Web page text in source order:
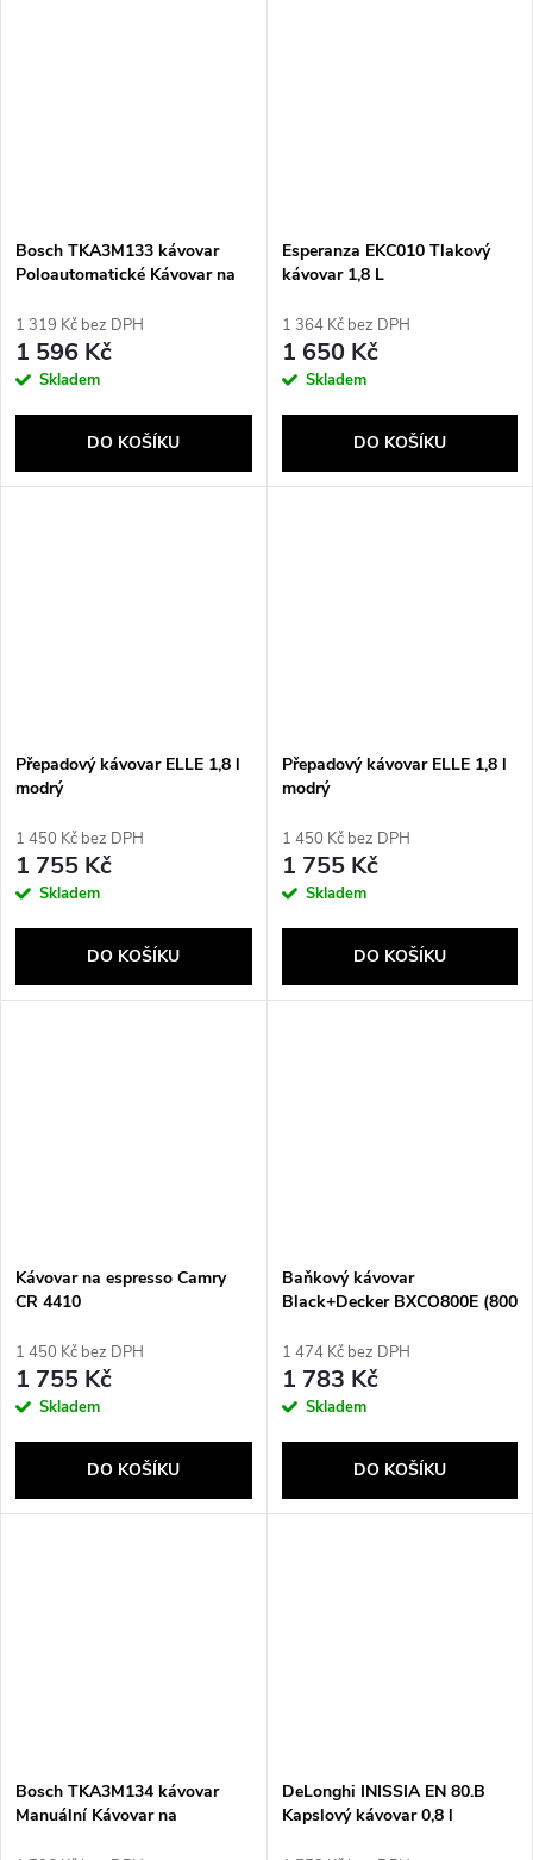
Bosch TKA3M133 kávovar
Poloautomatické Kávovar na
1 319 Kč bez DPH
1 596 Kč
Skladem
DO KOŠÍKU
Esperanza EKC010 Tlakový
kávovar 1,8 L
1 364 Kč bez DPH
1 650 Kč
Skladem
DO KOŠÍKU
Přepadový kávovar ELLE 1,8 l
modrý
1 450 Kč bez DPH
1 755 Kč
Skladem
DO KOŠÍKU
Přepadový kávovar ELLE 1,8 l
modrý
1 450 Kč bez DPH
1 755 Kč
Skladem
DO KOŠÍKU
Kávovar na espresso Camry
CR 4410
1 450 Kč bez DPH
1 755 Kč
Skladem
DO KOŠÍKU
Baňkový kávovar
Black+Decker BXCO800E (800
1 474 Kč bez DPH
1 783 Kč
Skladem
DO KOŠÍKU
Bosch TKA3M134 kávovar
Manuální Kávovar na
DeLonghi INISSIA EN 80.B
Kapslový kávovar 0,8 l